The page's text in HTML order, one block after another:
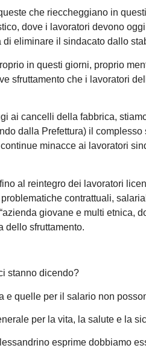
che rieccheggiano in
dove i lavoratori devono
eliminare il sindacato dallo
in questi giorni, proprio
sfruttamento che i lavoratori
ai cancelli della fabbrica,
dalla Prefettura) il complesso
minacce ai lavoratori
al reintegro dei lavoratori
contrattuali,
giovane e multi etnica,
dello sfruttamento.
stanno dicendo?
quelle per il salario non
per la vita, la salute e la
esprime dobbiamo